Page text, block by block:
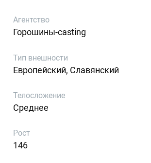
Агентство
Горошины-casting
Тип внешности
Европейский, Славянский
Телосложение
Среднее
Рост
146